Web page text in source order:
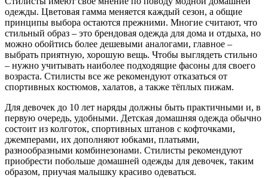
одежды. Цветовая гамма меняется каждый сезон, а общие
принципы выбора остаются прежними. Многие считают, что
стильный образ – это брендовая одежда для дома и отдыха, но
можно обойтись более дешевыми аналогами, главное –
выбрать приятную, хорошую вещь. Чтобы выглядеть стильно
– нужно учитывать наиболее подходящие фасоны для своего
возраста. Стилисты все же рекомендуют отказаться от
спортивных костюмов, халатов, а также тёплых пижам.
Для девочек до 10 лет наряды должны быть практичными и, в
первую очередь, удобными. Детская домашняя одежда обычно
состоит из колготок, спортивных штанов с кофточками,
джемперами, их дополняют юбками, платьями,
разнообразными комбинезонами. Стилисты рекомендуют
приобрести побольше домашней одежды для девочек, таким
образом, приучая малышку красиво одеваться.